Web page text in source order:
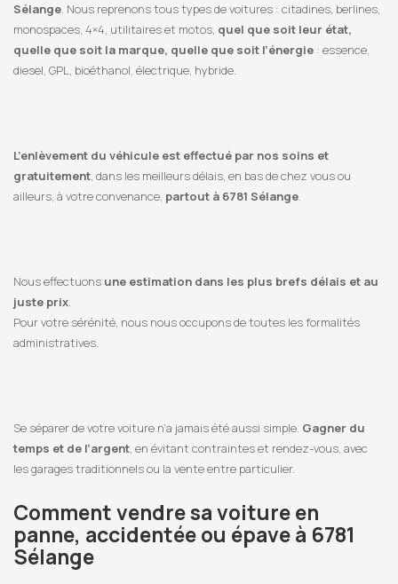
Sélange. Nous reprenons tous types de voitures : citadines, berlines,
monospaces, 4×4, utilitaires et motos, quel que soit leur état,
quelle que soit la marque, quelle que soit l’énergie : essence,
diesel, GPL, bioéthanol, électrique, hybride.
L’enlèvement du véhicule est effectué par nos soins et
gratuitement, dans les meilleurs délais, en bas de chez vous ou
ailleurs, à votre convenance, partout à 6781 Sélange.
Nous effectuons une estimation dans les plus brefs délais et au
juste prix.
Pour votre sérénité, nous nous occupons de toutes les formalités
administratives.
Se séparer de votre voiture n’a jamais été aussi simple. Gagner du
temps et de l’argent, en évitant contraintes et rendez-vous, avec
les garages traditionnels ou la vente entre particulier.
Comment vendre sa voiture en
panne, accidentée ou épave à 6781
Sélange